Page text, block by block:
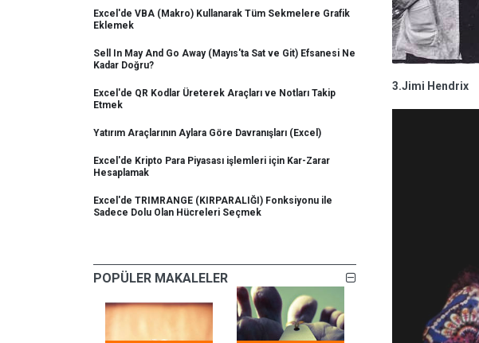
Excel'de VBA (Makro) Kullanarak Tüm Sekmelere Grafik
Eklemek
Sell In May And Go Away (Mayıs'ta Sat ve Git) Efsanesi Ne
Kadar Doğru?
Excel'de QR Kodlar Üreterek Araçları ve Notları Takip
Etmek
Yatırım Araçlarının Aylara Göre Davranışları (Excel)
Excel'de Kripto Para Piyasası işlemleri için Kar-Zarar
Hesaplamak
Excel'de TRIMRANGE (KIRPARALIĞI) Fonksiyonu ile
Sadece Dolu Olan Hücreleri Seçmek
POPÜLER MAKALELER
3.Jimi Hendrix